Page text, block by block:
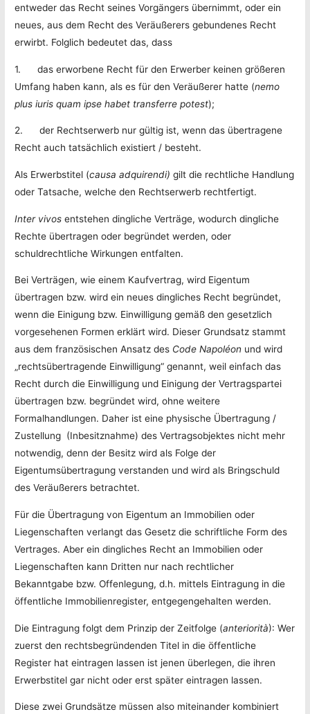
entweder das Recht seines Vorgängers übernimmt, oder ein
neues, aus dem Recht des Veräußerers gebundenes Recht
erwirbt. Folglich bedeutet das, dass
1. das erworbene Recht für den Erwerber keinen größeren
Umfang haben kann, als es für den Veräußerer hatte (nemo
plus iuris quam ipse habet transferre potest);
2. der Rechtserwerb nur gültig ist, wenn das übertragene
Recht auch tatsächlich existiert / besteht.
Als Erwerbstitel (causa adquirendi)gilt die rechtliche Handlung
oder Tatsache, welche den Rechtserwerb rechtfertigt.
Inter vivos entstehen dingliche Verträge, wodurch dingliche
Rechte übertragen oder begründet werden, oder
schuldrechtliche Wirkungen entfalten.
Bei Verträgen, wie einem Kaufvertrag, wird Eigentum
übertragen bzw. wird ein neues dingliches Recht begründet,
wenn die Einigung bzw. Einwilligung gemäß den gesetzlich
vorgesehenen Formen erklärt wird. Dieser Grundsatz stammt
aus dem französischen Ansatz des Code Napoléon und wird
„rechtsübertragende Einwilligung“ genannt, weil einfach das
Recht durch die Einwilligung und Einigung der Vertragspartei
übertragen bzw. begründet wird, ohne weitere
Formalhandlungen. Daher ist eine physische Übertragung /
Zustellung (Inbesitznahme) des Vertragsobjektes nicht mehr
notwendig, denn der Besitz wird als Folge der
Eigentumsübertragung verstanden und wird als Bringschuld
des Veräußerers betrachtet.
Für die Übertragung von Eigentum an Immobilien oder
Liegenschaften verlangt das Gesetz die schriftliche Form des
Vertrages. Aber ein dingliches Recht an Immobilien oder
Liegenschaften kann Dritten nur nach rechtlicher
Bekanntgabe bzw. Offenlegung, d.h. mittels Eintragung in die
öffentliche Immobilienregister, entgegengehalten werden.
Die Eintragung folgt dem Prinzip der Zeitfolge (anteriorità): Wer
zuerst den rechtsbegründenden Titel in die öffentliche
Register hat eintragen lassen ist jenen überlegen, die ihren
Erwerbstitel gar nicht oder erst später eintragen lassen.
Diese zwei Grundsätze müssen also miteinander kombiniert